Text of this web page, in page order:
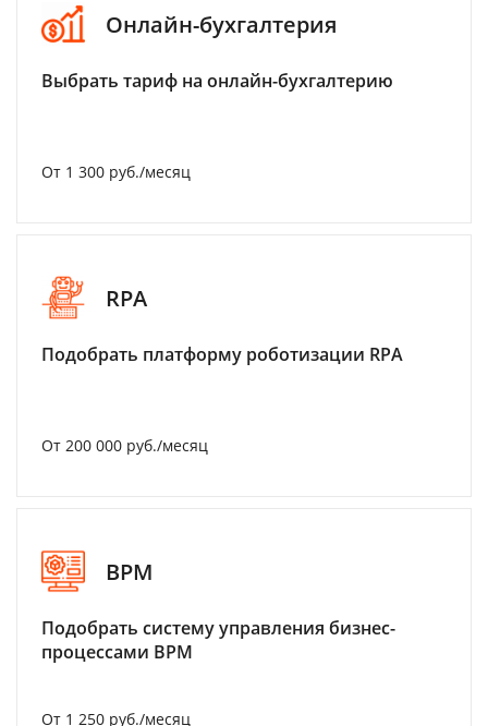
Онлайн-бухгалтерия
Выбрать тариф на онлайн-бухгалтерию
От 1 300 руб./месяц
RPA
Подобрать платформу роботизации RPA
От 200 000 руб./месяц
BPM
Подобрать систему управления бизнес-
процессами BPM
От 1 250 руб./месяц